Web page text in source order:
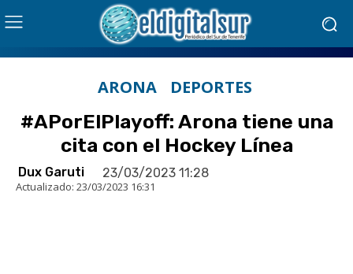
ARONA DEPORTES
#APorElPlayoff: Arona tiene una
cita con el Hockey Línea
Dux Garuti 23/03/2023 11:28
Actualizado: 23/03/2023 16:31